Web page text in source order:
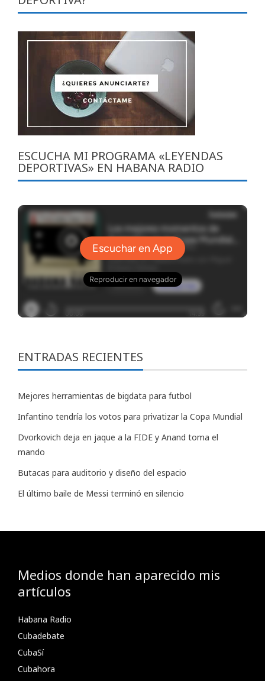
ESCUCHA MI PROGRAMA «LEYENDAS
DEPORTIVAS» EN HABANA RADIO
ENTRADAS RECIENTES
Mejores herramientas de bigdata para futbol
Infantino tendría los votos para privatizar la Copa Mundial
Dvorkovich deja en jaque a la FIDE y Anand toma el
mando
Butacas para auditorio y diseño del espacio
El último baile de Messi terminó en silencio
Medios donde han aparecido mis
artículos
Habana Radio
Cubadebate
CubaSí
Cubahora